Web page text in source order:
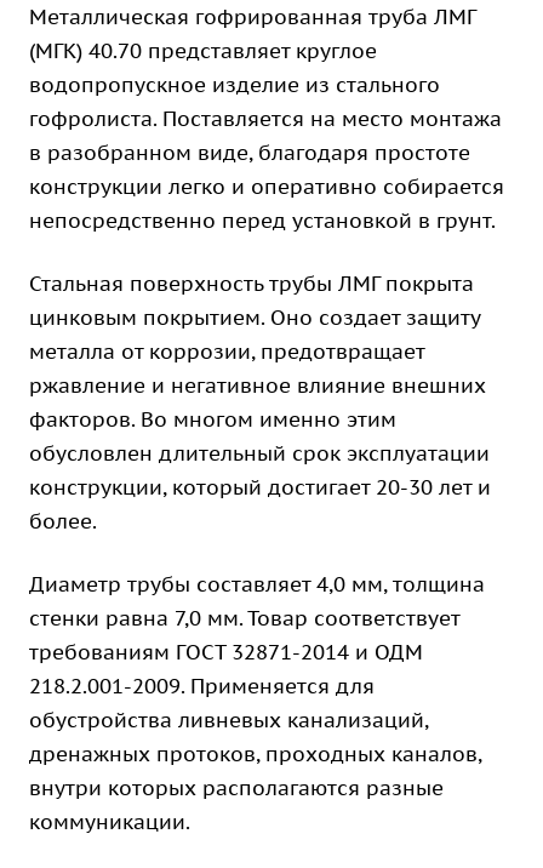
Металлическая гофрированная труба ЛМГ
(МГК) 40.70 представляет круглое
водопропускное изделие из стального
гофролиста. Поставляется на место монтажа
в разобранном виде, благодаря простоте
конструкции легко и оперативно собирается
непосредственно перед установкой в грунт.
Стальная поверхность трубы ЛМГ покрыта
цинковым покрытием. Оно создает защиту
металла от коррозии, предотвращает
ржавление и негативное влияние внешних
факторов. Во многом именно этим
обусловлен длительный срок эксплуатации
конструкции, который достигает 20-30 лет и
более.
Диаметр трубы составляет 4,0 мм, толщина
стенки равна 7,0 мм. Товар соответствует
требованиям ГОСТ 32871-2014 и ОДМ
218.2.001-2009. Применяется для
обустройства ливневых канализаций,
дренажных протоков, проходных каналов,
внутри которых располагаются разные
коммуникации.